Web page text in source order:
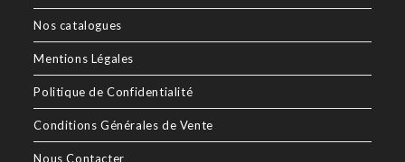
Nos catalogues
Mentions Légales
Politique de Confidentialité
Conditions Générales de Vente
Nous Contacter